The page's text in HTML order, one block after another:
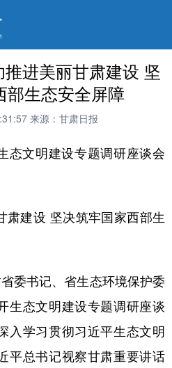
进美丽甘肃建设 坚
部生态安全屏障
来源：甘肃日报
文明建设专题调研座谈会
建设 坚决筑牢国家西部生
书记、省生态环境保护委
生态文明建设专题调研座谈
入学习贯彻习近平生态文明
平总书记视察甘肃重要讲话